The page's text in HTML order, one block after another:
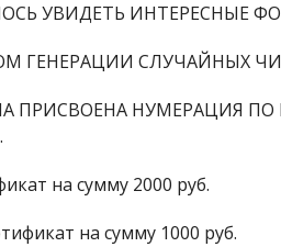
УВИДЕТЬ ИНТЕРЕСНЫЕ
ГЕНЕРАЦИИ СЛУЧАЙНЫХ
ПРИСВОЕНА НУМЕРАЦИЯ
на сумму 2000 руб.
на сумму 1000 руб.